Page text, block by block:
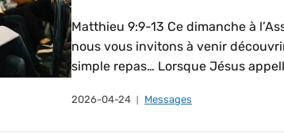
Matthieu 9:9-13 Ce dimanche à
nous vous invitons à venir
simple repas… Lorsque Jésus
2026-04-24 Messages